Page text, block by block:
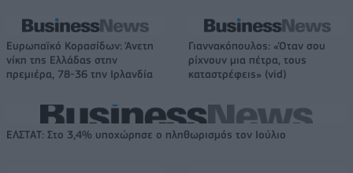
Ευρωπαϊκό Κορασίδων: Άνετη
νίκη της Ελλάδας στην
πρεμιέρα, 78-36 την Ιρλανδία
Γιαννακόπουλος: «Όταν σου
ρίχνουν μια πέτρα, τους
καταστρέφεις» (vid)
ΕΛΣΤΑΤ: Στο 3,4% υποχώρησε ο πληθωρισμός τον Ιούλιο